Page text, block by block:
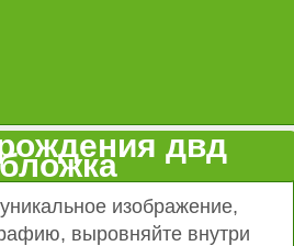
двд
изображение,
выровняйте внутри